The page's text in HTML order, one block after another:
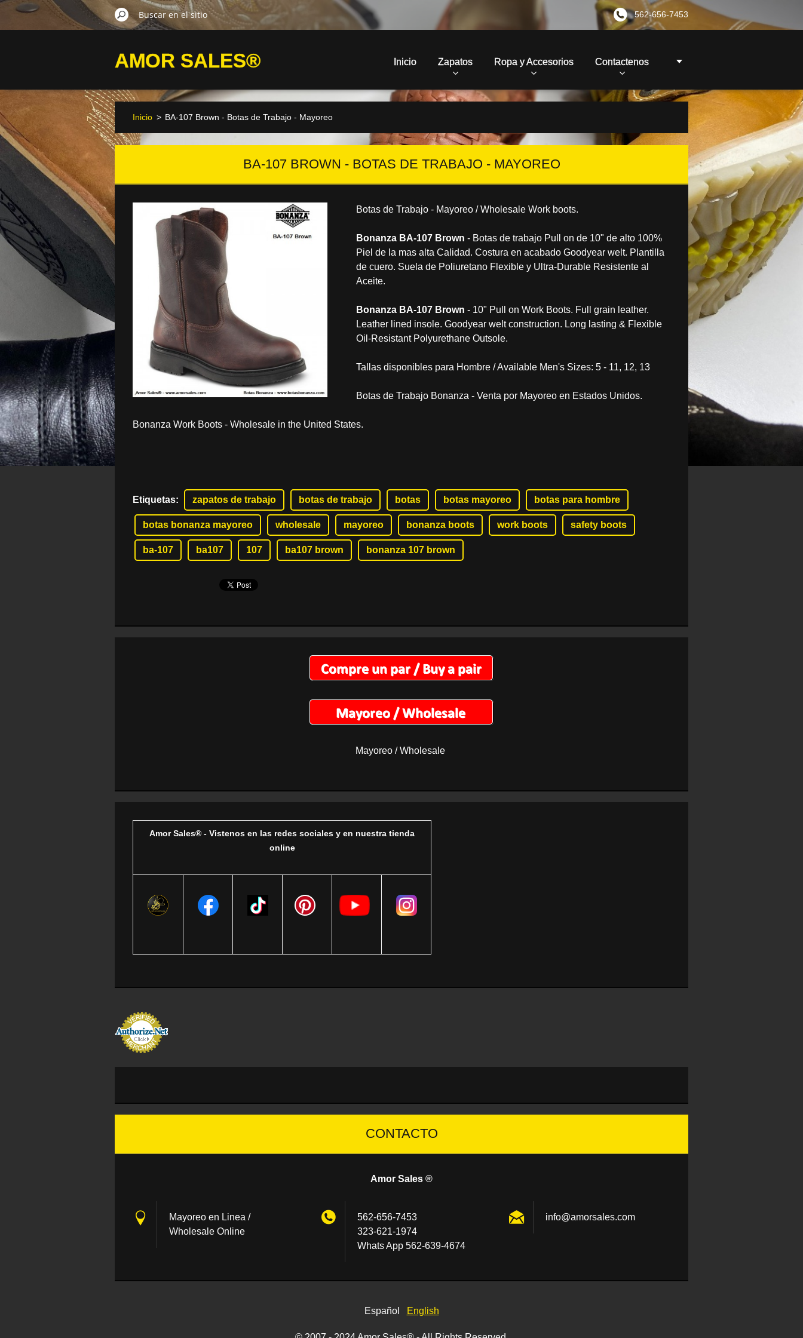
562-656-7453
AMOR SALES® Inicio Zapatos Ropa y Accesorios Contactenos
Inicio > BA-107 Brown - Botas de Trabajo - Mayoreo
BA-107 BROWN - BOTAS DE TRABAJO - MAYOREO
Botas de Trabajo - Mayoreo / Wholesale Work boots.
Bonanza BA-107 Brown - Botas de trabajo Pull on de 10" de alto 100%
Piel de la mas alta Calidad. Costura en acabado Goodyear welt. Plantilla
de cuero. Suela de Poliuretano Flexible y Ultra-Durable Resistente al
Aceite.
Bonanza BA-107 Brown - 10" Pull on Work Boots. Full grain leather.
Leather lined insole. Goodyear welt construction. Long lasting & Flexible
Oil-Resistant Polyurethane Outsole.
Tallas disponibles para Hombre / Available Men's Sizes: 5 - 11, 12, 13
Botas de Trabajo Bonanza - Venta por Mayoreo en Estados Unidos.
Bonanza Work Boots - Wholesale in the United States.
Etiquetas: zapatos de trabajo botas de trabajo botas botas mayoreo botas para hombre
botas bonanza mayoreo wholesale mayoreo bonanza boots work boots safety boots
ba-107 ba107 107 ba107 brown bonanza 107 brown
Mayoreo / Wholesale
Amor Sales® - Vistenos en las redes sociales y en nuestra tienda
online
CONTACTO
Amor Sales ®
Mayoreo en Linea /
Wholesale Online
562-656-7453
323-621-1974
Whats App 562-639-4674
info@amorsales.com
Español English